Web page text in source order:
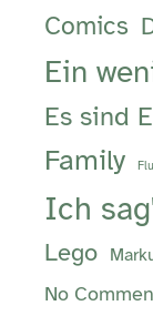
Comics
Ein
Es sind
Family
Ich
Lego
No